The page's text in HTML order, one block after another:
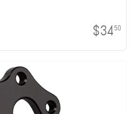
$3450